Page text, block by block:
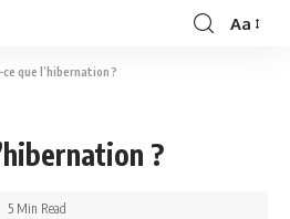
Aa
ce que l’hibernation ?
?
5 Min Read